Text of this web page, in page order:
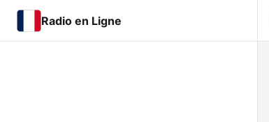
Radio en Ligne